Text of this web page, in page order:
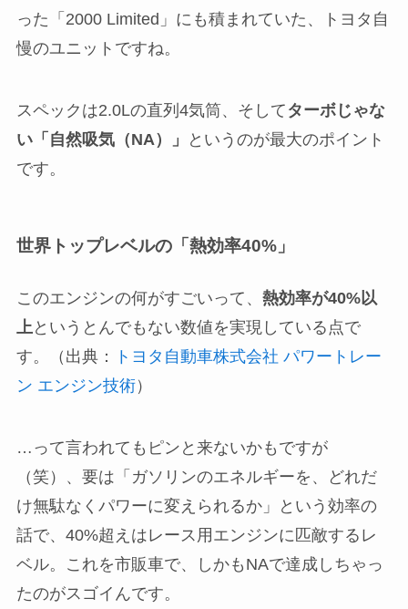
った「2000 Limited」にも積まれていた、トヨタ自
慢のユニットですね。
スペックは2.0Lの直列4気筒、そして ターボじゃな
い「自然吸気（NA）」
というのが最大のポイント
です。
世界トップレベルの「熱効率40%」
このエンジンの何がすごいって、 熱効率が40%以
上というとんでもない数値を実現している点で
す。（出典：
トヨタ自動車株式会社 パワートレー
ン エンジン技術）
…って言われてもピンと来ないかもですが
（笑）、要は「ガソリンのエネルギーを、どれだ
け無駄なくパワーに変えられるか」という効率の
話で、40%超えはレース用エンジンに匹敵するレ
ベル。これを市販車で、しかもNAで達成しちゃっ
たのがスゴイんです。